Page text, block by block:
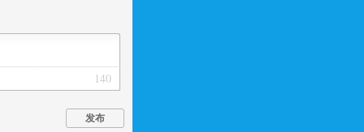
140
发布